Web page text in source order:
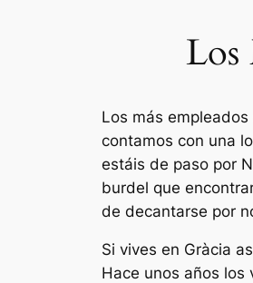
Los
Los más
contamos con una
estáis de paso por
burdel que
de decantarse por
Si vives en Gràcia
Hace unos años